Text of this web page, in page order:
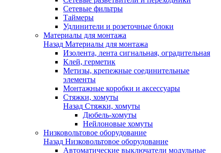
Сетевые фильтры
Таймеры
Удлинители и розеточные блоки
Материалы для монтажа
Назад Материалы для монтажа
Изолента, лента сигнальная, оградительная
Клей, герметик
Метизы, крепежные соединительные
элементы
Монтажные коробки и аксессуары
Стяжки, хомуты
Назад Стяжки, хомуты
Дюбель-хомуты
Нейлоновые хомуты
Низковольтовое оборудование
Назад Низковольтовое оборудование
Автоматические выключатели модульные